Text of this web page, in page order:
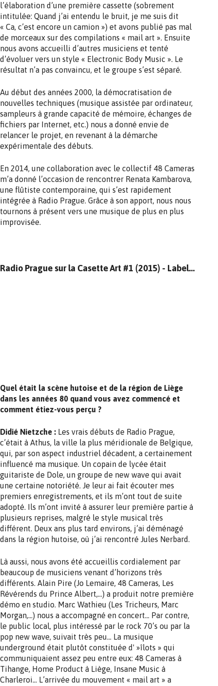
l’élaboration d’une première cassette (sobrement
intitulée: Quand j’ai entendu le bruit, je me suis dit
« Ca, c’est encore un camion ») et avons publié pas mal
de morceaux sur des compilations « mail art ». Ensuite
nous avons accueilli d’autres musiciens et tenté
d’évoluer vers un style « Electronic Body Music ». Le
résultat n’a pas convaincu, et le groupe s’est séparé.
Au début des années 2000, la démocratisation de
nouvelles techniques (musique assistée par ordinateur,
sampleurs à grande capacité de mémoire, échanges de
fichiers par Internet, etc.) nous a donné envie de
relancer le projet, en revenant à la démarche
expérimentale des débuts.
En 2014, une collaboration avec le collectif 48 Cameras
m’a donné l’occasion de rencontrer Renata Kambarova,
une flûtiste contemporaine, qui s’est rapidement
intégrée à Radio Prague. Grâce à son apport, nous nous
tournons à présent vers une musique de plus en plus
improvisée.
Radio Prague sur la Casette Art #1 (2015) - Label Transonic
Quel était la scène hutoise et de la région de Liège
dans les années 80 quand vous avez commencé et
comment étiez-vous perçu ?
Didié Nietzche : Les vrais débuts de Radio Prague,
c’était à Athus, la ville la plus méridionale de Belgique,
qui, par son aspect industriel décadent, a certainement
influencé ma musique. Un copain de lycée était
guitariste de Dole, un groupe de new wave qui avait
une certaine notoriété. Je leur ai fait écouter mes
premiers enregistrements, et ils m’ont tout de suite
adopté. Ils m’ont invité à assurer leur première partie à
plusieurs reprises, malgré le style musical très
différent. Deux ans plus tard environs, j’ai déménagé
dans la région hutoise, où j’ai rencontré Jules Nerbard.
Là aussi, nous avons été accueillis cordialement par
beaucoup de musiciens venant d’horizons très
différents. Alain Pire (Jo Lemaire, 48 Cameras, Les
Révérends du Prince Albert,…) a produit notre première
démo en studio. Marc Wathieu (Les Tricheurs, Marc
Morgan,…) nous a accompagné en concert… Par contre,
le public local, plus intéressé par le rock 70’s ou par la
pop new wave, suivait très peu… La musique
underground était plutôt constituée d' »îlots » qui
communiquaient assez peu entre eux: 48 Cameras à
Tihange, Home Product à Liège, Insane Music à
Charleroi… L’arrivée du mouvement « mail art » a